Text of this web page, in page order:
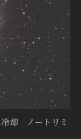
却 ノートリミ